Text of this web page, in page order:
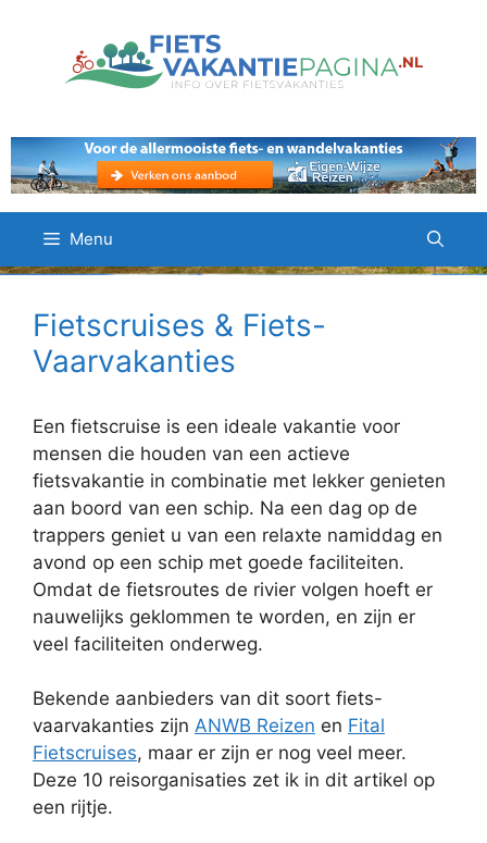
Menu
Fietscruises & Fiets-
Vaarvakanties
Een fietscruise is een ideale vakantie voor
mensen die houden van een actieve
fietsvakantie in combinatie met lekker genieten
aan boord van een schip. Na een dag op de
trappers geniet u van een relaxte namiddag en
avond op een schip met goede faciliteiten.
Omdat de fietsroutes de rivier volgen hoeft er
nauwelijks geklommen te worden, en zijn er
veel faciliteiten onderweg.
Bekende aanbieders van dit soort fiets-
vaarvakanties zijn ANWB Reizen en Fital
Fietscruises, maar er zijn er nog veel meer.
Deze 10 reisorganisaties zet ik in dit artikel op
een rijtje.